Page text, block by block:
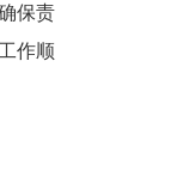
保责
作顺